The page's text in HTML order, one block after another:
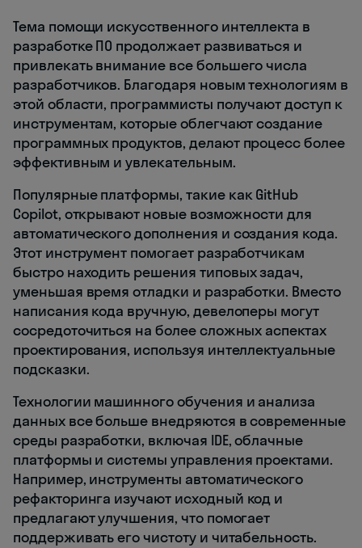
Тема помощи искусственного интеллекта в
разработке ПО продолжает развиваться и
привлекать внимание все большего числа
разработчиков. Благодаря новым технологиям в
этой области, программисты получают доступ к
инструментам, которые облегчают создание
программных продуктов, делают процесс более
эффективным и увлекательным.
Популярные платформы, такие как GitHub
Copilot, открывают новые возможности для
автоматического дополнения и создания кода.
Этот инструмент помогает разработчикам
быстро находить решения типовых задач,
уменьшая время отладки и разработки. Вместо
написания кода вручную, девелоперы могут
сосредоточиться на более сложных аспектах
проектирования, используя интеллектуальные
подсказки.
Технологии машинного обучения и анализа
данных все больше внедряются в современные
среды разработки, включая IDE, облачные
платформы и системы управления проектами.
Например, инструменты автоматического
рефакторинга изучают исходный код и
предлагают улучшения, что помогает
поддерживать его чистоту и читабельность.